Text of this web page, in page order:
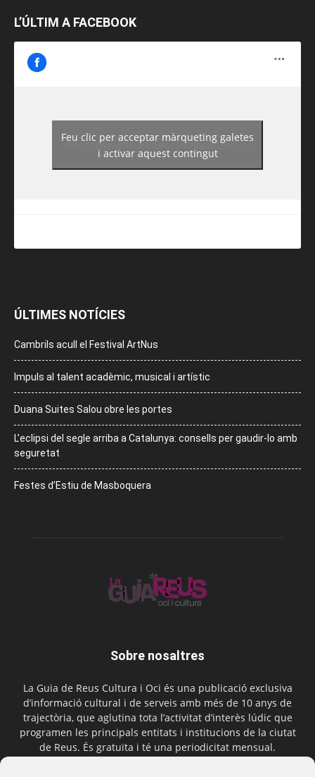
L’ÚLTIM A FACEBOOK
https://www.facebook.com/guiadereus/
Feu clic per acceptar màrqueting galetes
i activar aquest contingut
ÚLTIMES NOTÍCIES
Cambrils acull el Festival ArtNus
Impuls al talent acadèmic, musical i artístic
Duana Suites Salou obre les portes
L’eclipsi del segle arriba a Catalunya: consells per gaudir-lo amb
seguretat
Festes d’Estiu de Masboquera
Sobre nosaltres
La Guia de Reus Cultura i Oci és una publicació exclusiva
d’informació cultural i de serveis amb més de 10 anys de
trajectòria, que aglutina tota l’activitat d’interès lúdic que
programen les principals entitats i institucions de la ciutat
de Reus. És gratuïta i té una periodicitat mensual.